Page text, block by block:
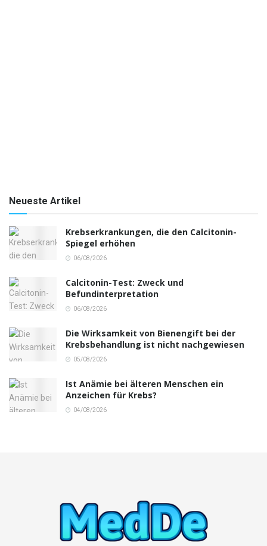
Neueste Artikel
Krebserkrankungen, die den Calcitonin-
Spiegel erhöhen
06/08/2026
Calcitonin-Test: Zweck und
Befundinterpretation
06/08/2026
Die Wirksamkeit von Bienengift bei der
Krebsbehandlung ist nicht nachgewiesen
05/08/2026
Ist Anämie bei älteren Menschen ein
Anzeichen für Krebs?
04/08/2026